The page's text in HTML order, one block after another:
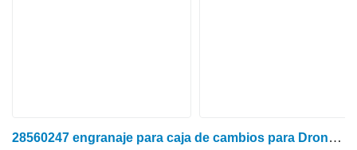
28560247 engranaje para caja de cambios para Dronningborg D3000 cosechadora de cereales